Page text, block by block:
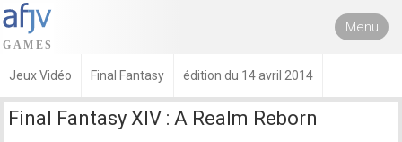
Menu
Jeux Vidéo Final Fantasy édition du 14 avril 2014
Final Fantasy XIV : A Realm Reborn